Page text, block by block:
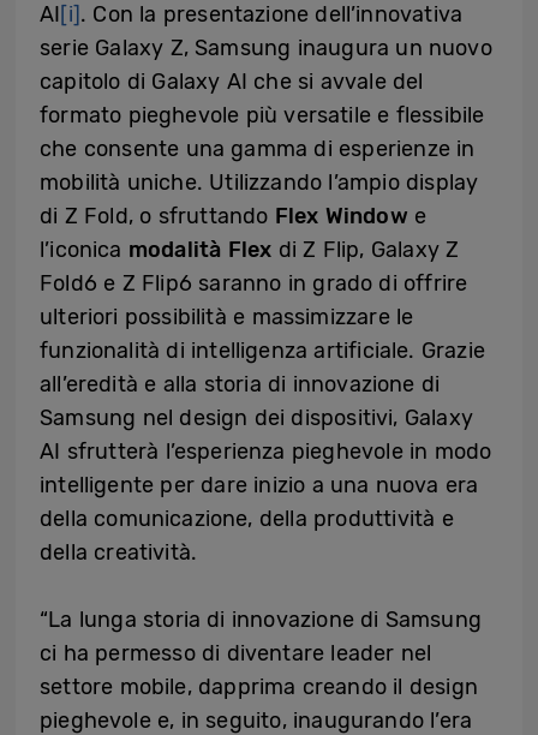
AI[i]. Con la presentazione dell’innovativa
serie Galaxy Z, Samsung inaugura un nuovo
capitolo di Galaxy AI che si avvale del
formato pieghevole più versatile e flessibile
che consente una gamma di esperienze in
mobilità uniche. Utilizzando l’ampio display
di Z Fold, o sfruttando Flex Window e
l’iconica modalità Flex di Z Flip, Galaxy Z
Fold6 e Z Flip6 saranno in grado di offrire
ulteriori possibilità e massimizzare le
funzionalità di intelligenza artificiale. Grazie
all’eredità e alla storia di innovazione di
Samsung nel design dei dispositivi, Galaxy
AI sfrutterà l’esperienza pieghevole in modo
intelligente per dare inizio a una nuova era
della comunicazione, della produttività e
della creatività.
“La lunga storia di innovazione di Samsung
ci ha permesso di diventare leader nel
settore mobile, dapprima creando il design
pieghevole e, in seguito, inaugurando l’era